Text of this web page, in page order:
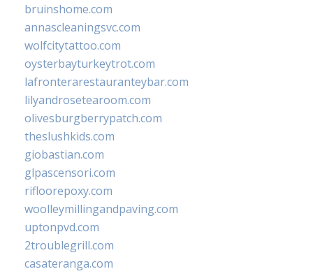
bruinshome.com
annascleaningsvc.com
wolfcitytattoo.com
oysterbayturkeytrot.com
lafronterarestauranteybar.com
lilyandrosetearoom.com
olivesburgberrypatch.com
theslushkids.com
giobastian.com
glpascensori.com
rifloorepoxy.com
woolleymillingandpaving.com
uptonpvd.com
2troublegrill.com
casateranga.com